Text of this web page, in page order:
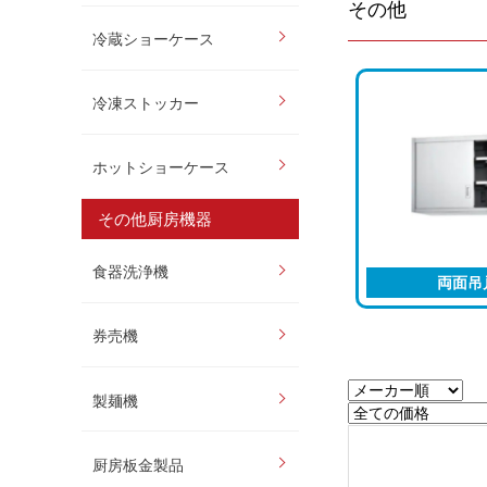
冷蔵ショーケース
冷凍ストッカー
ホットショーケース
その他厨房機器
食器洗浄機
券売機
製麺機
厨房板金製品
その他
両面吊